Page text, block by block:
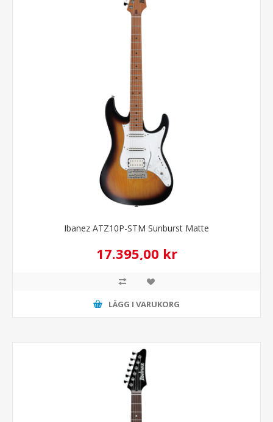
Ibanez ATZ10P-STM Sunburst Matte
17.395,00 kr
LÄGG I VARUKORG